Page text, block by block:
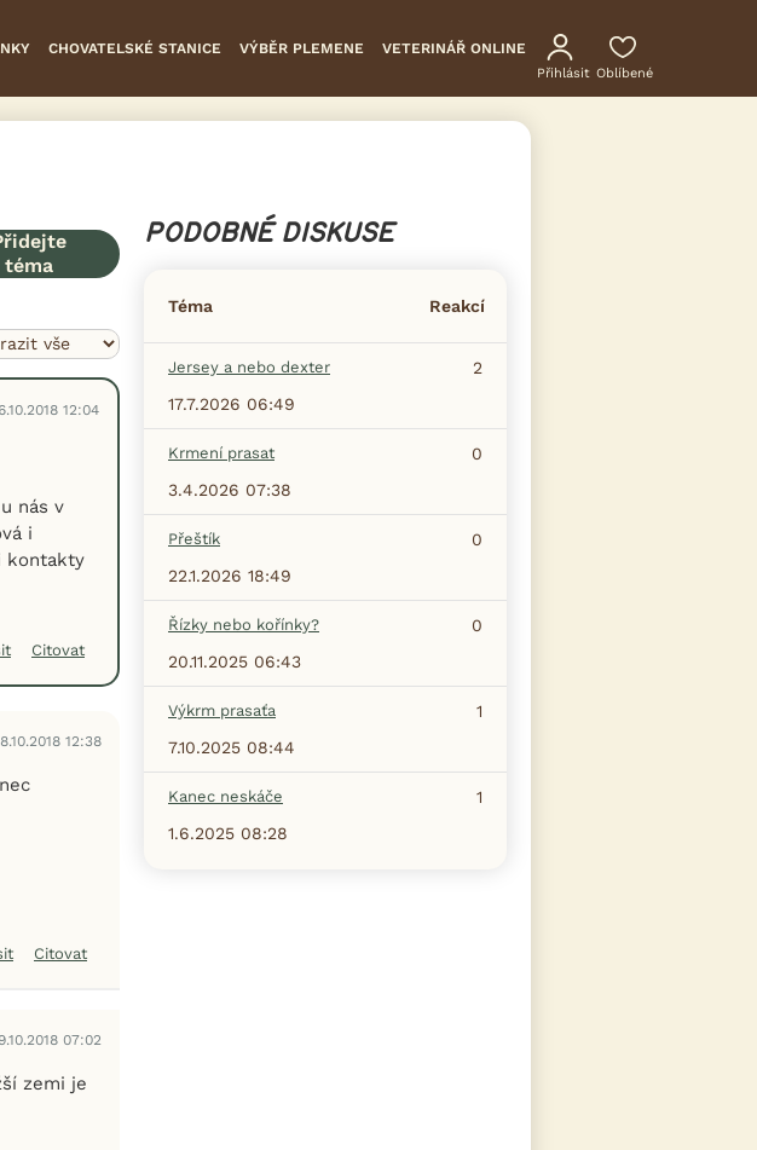
CHOVATELSKÉ STANICE VÝBĚR PLEMENE VETERINÁŘ ONLINE
Přihlásit Oblíbené
téma
12:04
nás v
i
kontakty
Citovat
12:38
Citovat
07:02
zemi je
PODOBNÉ DISKUSE
Téma Reakcí
Jersey a nebo dexter
2
17.7.2026 06:49
Krmení prasat
0
3.4.2026 07:38
Přeštík
0
22.1.2026 18:49
Řízky nebo kořínky?
0
20.11.2025 06:43
Výkrm prasaťa
1
7.10.2025 08:44
Kanec neskáče
1
1.6.2025 08:28